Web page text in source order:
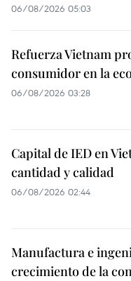
06/08/2026 05:03
Refuerza Vietnam
consumidor en la
06/08/2026 03:28
Capital de IED en
cantidad y calidad
06/08/2026 02:44
Manufactura e
crecimiento de la